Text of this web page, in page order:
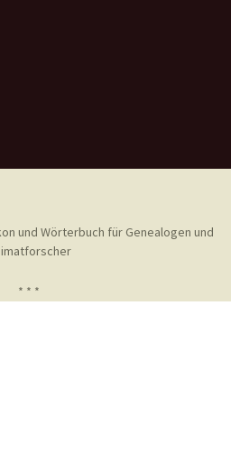
und Wörterbuch für Genealogen und
* * *